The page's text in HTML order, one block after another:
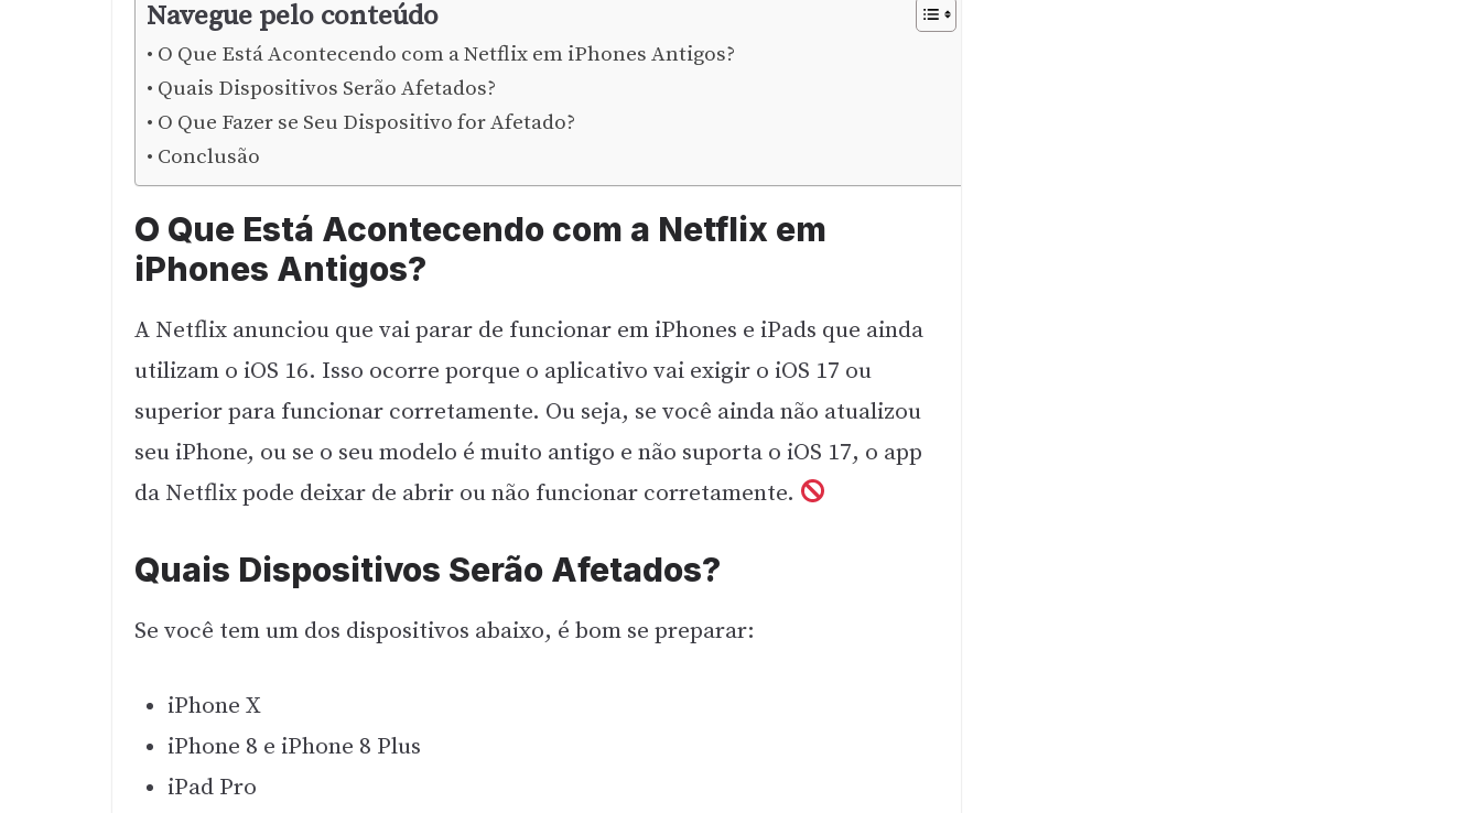
Navegue pelo conteúdo
O Que Está Acontecendo com a Netflix em iPhones Antigos?
Quais Dispositivos Serão Afetados?
O Que Fazer se Seu Dispositivo for Afetado?
Conclusão
O Que Está Acontecendo com a Netflix em
iPhones Antigos?
A Netflix anunciou que vai parar de funcionar em iPhones e iPads que ainda
utilizam o iOS 16. Isso ocorre porque o aplicativo vai exigir o iOS 17 ou
superior para funcionar corretamente. Ou seja, se você ainda não atualizou
seu iPhone, ou se o seu modelo é muito antigo e não suporta o iOS 17, o app
da Netflix pode deixar de abrir ou não funcionar corretamente.
Quais Dispositivos Serão Afetados?
Se você tem um dos dispositivos abaixo, é bom se preparar:
iPhone X
iPhone 8 e iPhone 8 Plus
iPad Pro